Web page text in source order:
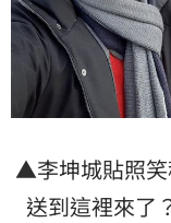
▲李坤城貼照笑
送到這裡來了